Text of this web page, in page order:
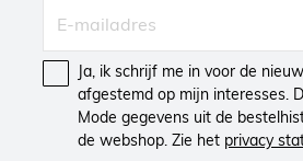
Ja, ik schrijf me in voor de
afgestemd op mijn interesses.
Mode gegevens uit de
de webshop. Zie het privacy